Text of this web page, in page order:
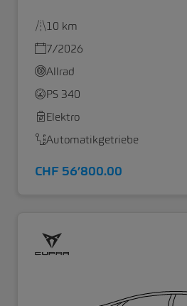
10 km
7/2026
Allrad
PS 340
Elektro
Automatikgetriebe
CHF 56’800.00